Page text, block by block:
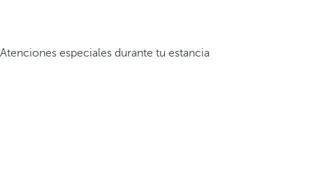
Atenciones especiales durante tu estancia